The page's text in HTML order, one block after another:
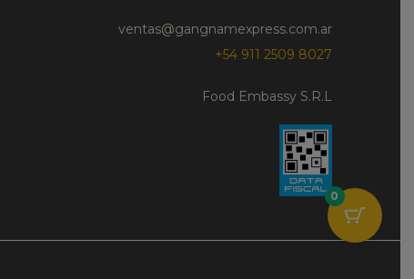
ventas@gangnamexpress.com.ar
+54 911 2509 8027
Food Embassy S.R.L
0